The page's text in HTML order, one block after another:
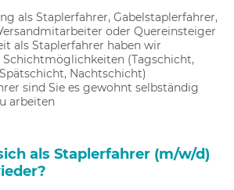
als Staplerfahrer, Gabelstaplerfahrer,
oder Quereinsteiger
als Staplerfahrer haben wir
Schichtmöglichkeiten (Tagschicht,
Nachtschicht)
sind Sie es gewohnt selbständig
arbeiten
als Staplerfahrer (m/w/d)